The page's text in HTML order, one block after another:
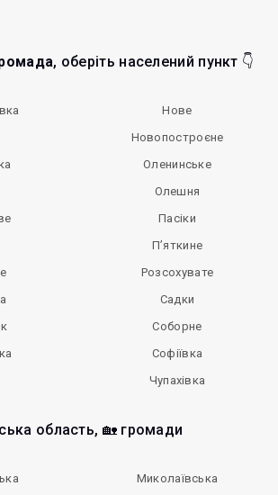
, оберіть населений пункт 👇
Нове
Новопостроєне
Оленинське
Олешня
Пасіки
П’яткине
Розсохувате
Садки
Соборне
Софіївка
Чупахівка
область, 🏡 громади
Миколаївська